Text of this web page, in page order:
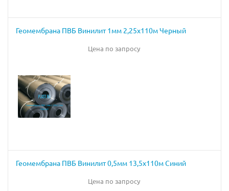
Геомембрана ПВБ Винилит 1мм 2,25х110м Черный
Цена по запросу
Геомембрана ПВБ Винилит 0,5мм 13,5х110м Синий
Цена по запросу